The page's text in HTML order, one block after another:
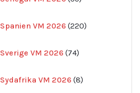
produkter
Spanien VM 2026 220
produkter
Sverige VM 2026 74
produkter
Sydafrika VM 2026 8
produkter